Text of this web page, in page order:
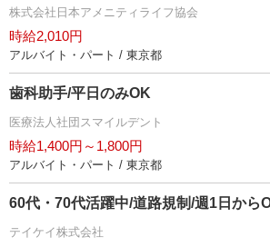
株式会社日本アメニティライフ協会
時給2,010円
アルバイト・パート / 東京都
歯科助手/平日のみOK
医療法人社団スマイルデント
時給1,400円～1,800円
アルバイト・パート / 東京都
60代・70代活躍中/道路規制/週1日から
テイケイ株式会社